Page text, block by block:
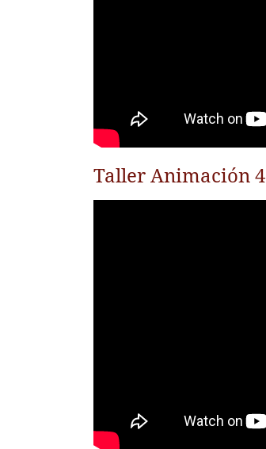
Taller Animación 4